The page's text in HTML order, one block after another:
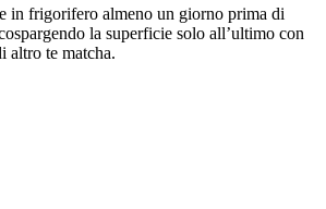
in frigorifero almeno un giorno prima di
la superficie solo all’ultimo con
altro te matcha.